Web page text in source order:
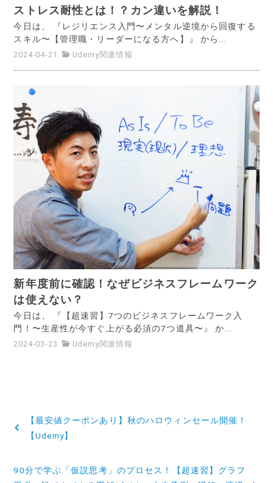
ストレス耐性とは！？カン違いを解説！
今日は、 『レジリエンス入門〜メンタル逆境から回復する
スキル〜【管理職・リーダーになる方へ】』 から...
2024-04-21 Udemy関連情報
新年度前に確認！なぜビジネスフレームワーク
は使えない？
今日は、 『【超速習】7つのビジネスフレームワーク入
門！〜生産性が今すぐ上がる必須の7つ道具〜』 か...
2024-03-23 Udemy関連情報
稿
【最安値クーポンあり】秋のハロウィンセール開催！
【Udemy】
90分で学ぶ「仮説思考」のプロセス！【超速習】グラフ